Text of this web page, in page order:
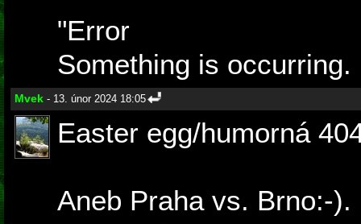
"Error
Something is
Mvek - 13. únor 2024 18:05
Easter egg/humorná
Aneb Praha vs. Brno:-).